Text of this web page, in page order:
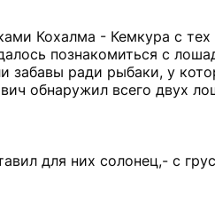
Кохалма - Кемкура с тех
познакомиться с
забавы ради рыбаки, у
обнаружил всего двух
для них солонец,- с